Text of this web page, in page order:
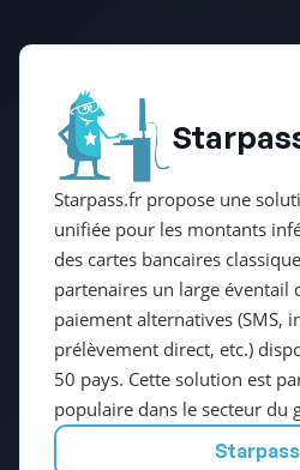
Starpass.fr propose une
unifiée pour les montants
des cartes bancaires
partenaires un large éventail
paiement alternatives (SMS,
prélèvement direct, etc.)
50 pays. Cette solution est
populaire dans le secteur du